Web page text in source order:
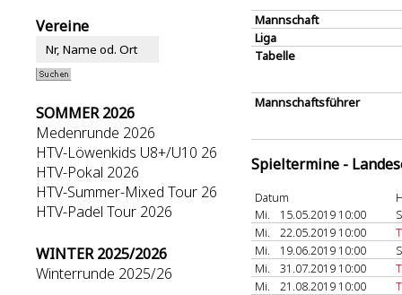
Vereine
SOMMER 2026
Medenrunde 2026
HTV-Löwenkids U8+/U10 26
HTV-Pokal 2026
HTV-Summer-Mixed Tour 26
HTV-Padel Tour 2026
WINTER 2025/2026
Winterrunde 2025/26
Mannschaft
Liga
Tabelle
Mannschaftsführer
Spieltermine -
Datum
Mi.
15.05.2019 10:00
Mi.
22.05.2019 10:00
Mi.
19.06.2019 10:00
Mi.
31.07.2019 10:00
Mi.
21.08.2019 10:00